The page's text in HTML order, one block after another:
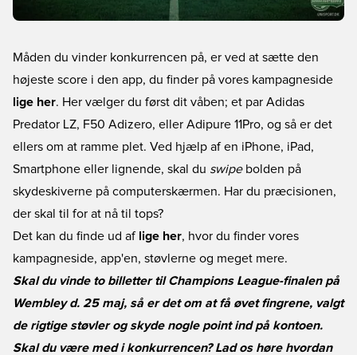
Måden du vinder konkurrencen på, er ved at sætte den
højeste score i den app, du finder på vores kampagneside
lige her. Her vælger du først dit våben; et par Adidas
Predator LZ, F50 Adizero, eller Adipure 11Pro, og så er det
ellers om at ramme plet. Ved hjælp af en iPhone, iPad,
Smartphone eller lignende, skal du swipebolden på
skydeskiverne på computerskærmen. Har du præcisionen,
der skal til for at nå til tops?
Det kan du finde ud af lige her, hvor du finder vores
kampagneside, app'en, støvlerne og meget mere.
Skal du vinde to billetter til Champions League-finalen på
Wembley d. 25 maj, så er det om at få øvet fingrene, valgt
de rigtige støvler og skyde nogle point ind på kontoen.
Skal du være med i konkurrencen? Lad os høre hvordan